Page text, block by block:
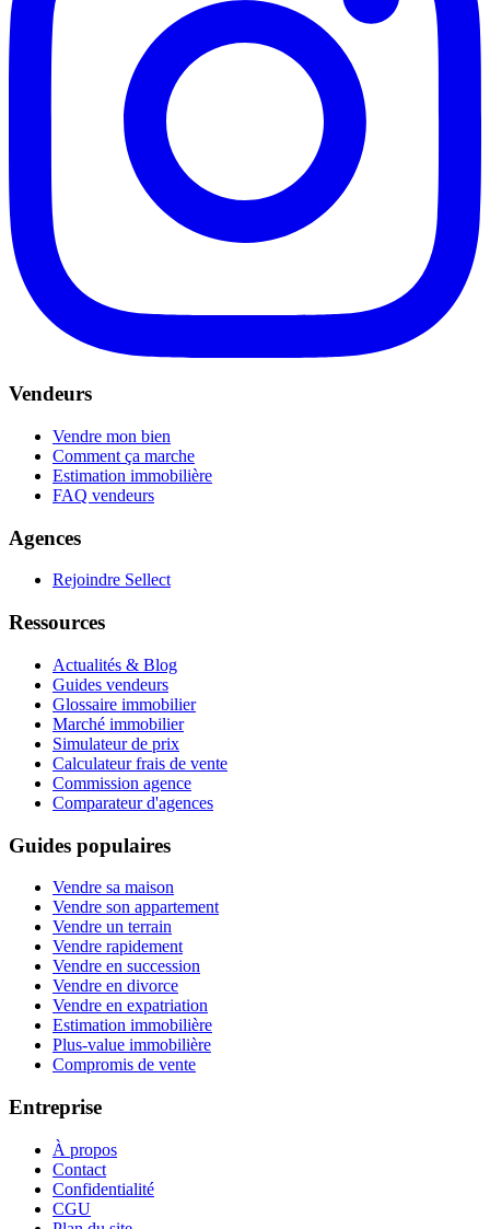
Vendeurs
Vendre mon bien
Comment ça marche
Estimation immobilière
FAQ vendeurs
Agences
Rejoindre Sellect
Ressources
Actualités & Blog
Guides vendeurs
Glossaire immobilier
Marché immobilier
Simulateur de prix
Calculateur frais de vente
Commission agence
Comparateur d'agences
Guides populaires
Vendre sa maison
Vendre son appartement
Vendre un terrain
Vendre rapidement
Vendre en succession
Vendre en divorce
Vendre en expatriation
Estimation immobilière
Plus-value immobilière
Compromis de vente
Entreprise
À propos
Contact
Confidentialité
CGU